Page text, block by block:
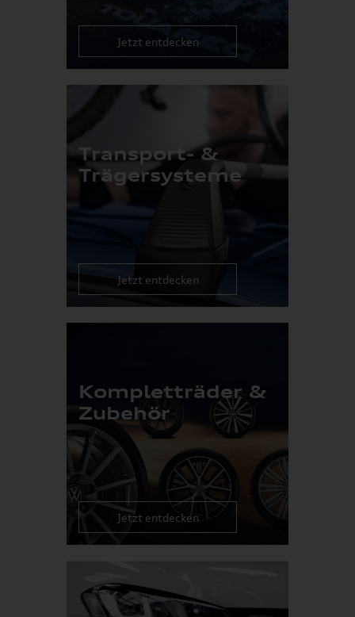
Jetzt entdecken
Transport- &
Trägersysteme
Jetzt entdecken
Kompletträder &
Zubehör
Jetzt entdecken